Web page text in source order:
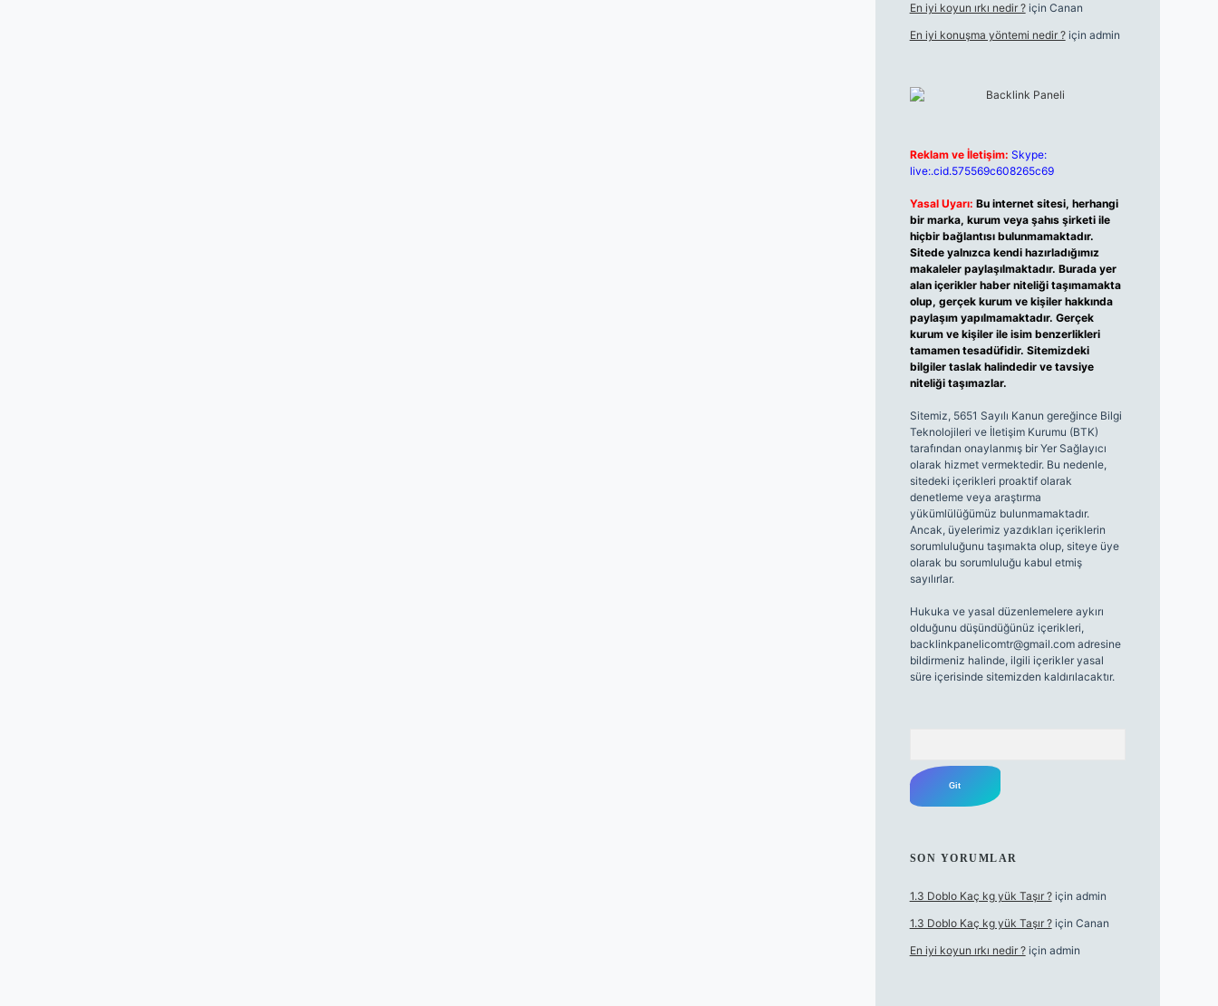
En iyi koyun ırkı nedir ?için Canan
En iyi konuşma yöntemi nedir ?için admin
Reklam ve İletişim: Skype:
live:.cid.575569c608265c69
Yasal Uyarı: Bu internet sitesi, herhangi
bir marka, kurum veya şahıs şirketi ile
hiçbir bağlantısı bulunmamaktadır.
Sitede yalnızca kendi hazırladığımız
makaleler paylaşılmaktadır. Burada yer
alan içerikler haber niteliği taşımamakta
olup, gerçek kurum ve kişiler hakkında
paylaşım yapılmamaktadır. Gerçek
kurum ve kişiler ile isim benzerlikleri
tamamen tesadüfidir. Sitemizdeki
bilgiler taslak halindedir ve tavsiye
niteliği taşımazlar.
Sitemiz, 5651 Sayılı Kanun gereğince Bilgi
Teknolojileri ve İletişim Kurumu (BTK)
tarafından onaylanmış bir Yer Sağlayıcı
olarak hizmet vermektedir. Bu nedenle,
sitedeki içerikleri proaktif olarak
denetleme veya araştırma
yükümlülüğümüz bulunmamaktadır.
Ancak, üyelerimiz yazdıkları içeriklerin
sorumluluğunu taşımakta olup, siteye üye
olarak bu sorumluluğu kabul etmiş
sayılırlar.
Hukuka ve yasal düzenlemelere aykırı
olduğunu düşündüğünüz içerikleri,
backlinkpanelicomtr@gmail.comadresine
bildirmeniz halinde, ilgili içerikler yasal
süre içerisinde sitemizden kaldırılacaktır.
SON YORUMLAR
1.3 Doblo Kaç kg yük Taşır ?için admin
1.3 Doblo Kaç kg yük Taşır ?için Canan
En iyi koyun ırkı nedir ?için admin